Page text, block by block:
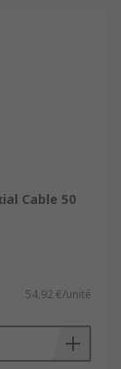
Cable 50
54,92 €/unité